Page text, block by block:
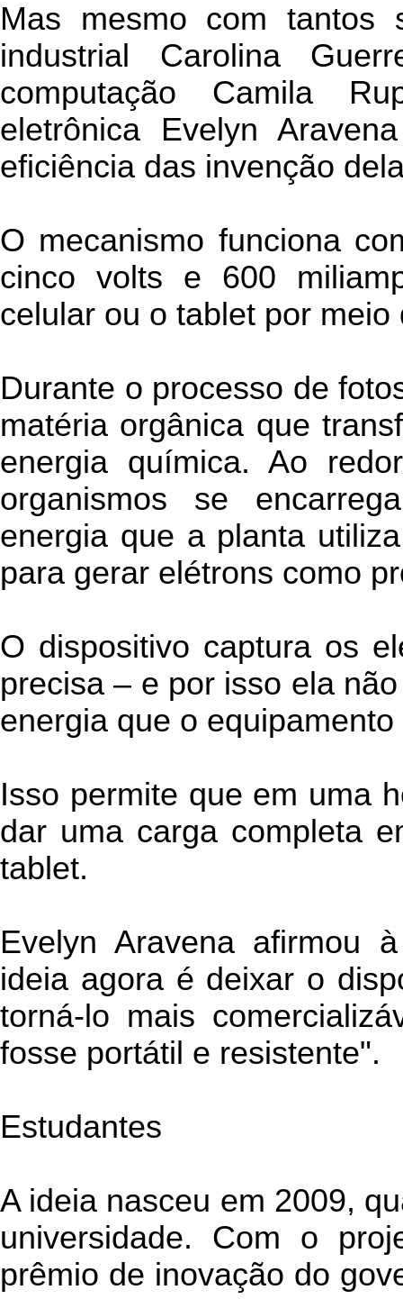
Mas mesmo com tantos
industrial Carolina
computação Camila
eletrônica Evelyn
eficiência das invenção
O mecanismo funciona
cinco volts e 600
celular ou o tablet por
Durante o processo de
matéria orgânica que
energia química. Ao
organismos se
energia que a planta
para gerar elétrons como
O dispositivo captura os
precisa – e por isso ela
energia que o
Isso permite que em uma
dar uma carga completa
tablet.
Evelyn Aravena afirmou
ideia agora é deixar o
torná-lo mais
fosse portátil e resistente".
Estudantes
A ideia nasceu em 2009,
universidade. Com o
prêmio de inovação do